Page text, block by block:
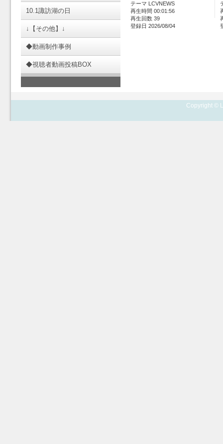
10.1諏訪湖の日
↓【その他】↓
◆動画制作事例
◆視聴者動画投稿BOX
テーマ LCVNEWS
再生時間 00:01:56
再生回数 39
登録日 2026/08/04
Copyright ©